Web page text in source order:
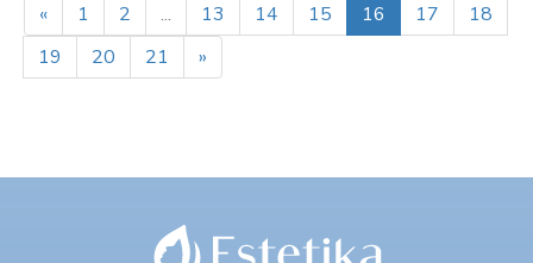
« 1 2 ... 13 14 15 16 17
18
19
20 21 »